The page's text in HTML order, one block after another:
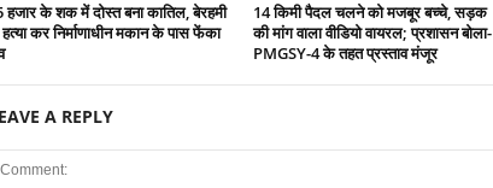
हजार के शक में दोस्त बना कातिल, बेरहमी
कर निर्माणाधीन मकान के पास फेंका
14 किमी पैदल चलने को मजबूर बच्चे, सड़क
की मांग वाला वीडियो वायरल; प्रशासन बोला-
PMGSY-4 के तहत प्रस्ताव मंजूर
A REPLY